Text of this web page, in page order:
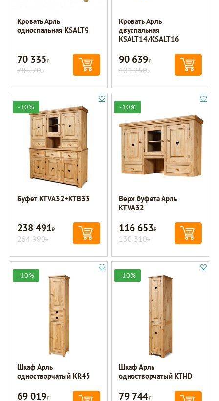
Кровать Арль
односпальная KSALT9
70 335Р
78 570Р
Кровать Арль
двуспальная
KSALT14/KSALT16
90 639Р
101 250Р
-10%
Буфет KTVA32+KTB33
238 491Р
264 990Р
-10%
Верх буфета Арль
KTVA32
116 653Р
130 310Р
-10%
Шкаф Арль
одностворчатый KR45
69 019Р
-10%
Шкаф Арль
одностворчатый KTHD
79 744Р